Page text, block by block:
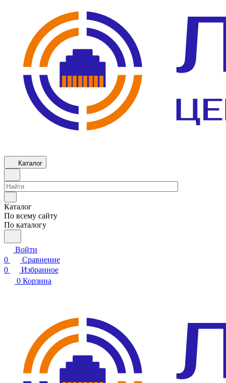
Каталог
Каталог
По всему сайту
По каталогу
Войти
0
Сравнение
0
Избранное
0 Корзина